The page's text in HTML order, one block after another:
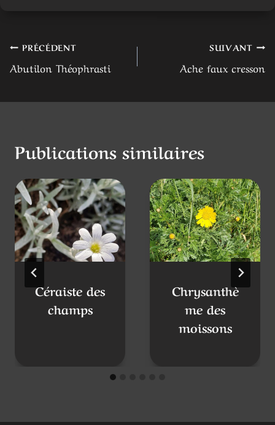
Navigation
de
l’article
PRÉCÉDENT
Abutilon Théophrasti
SUIVANT
Ache faux cresson
Publications similaires
Céraiste des
champs
Chrysanthè
me des
moissons